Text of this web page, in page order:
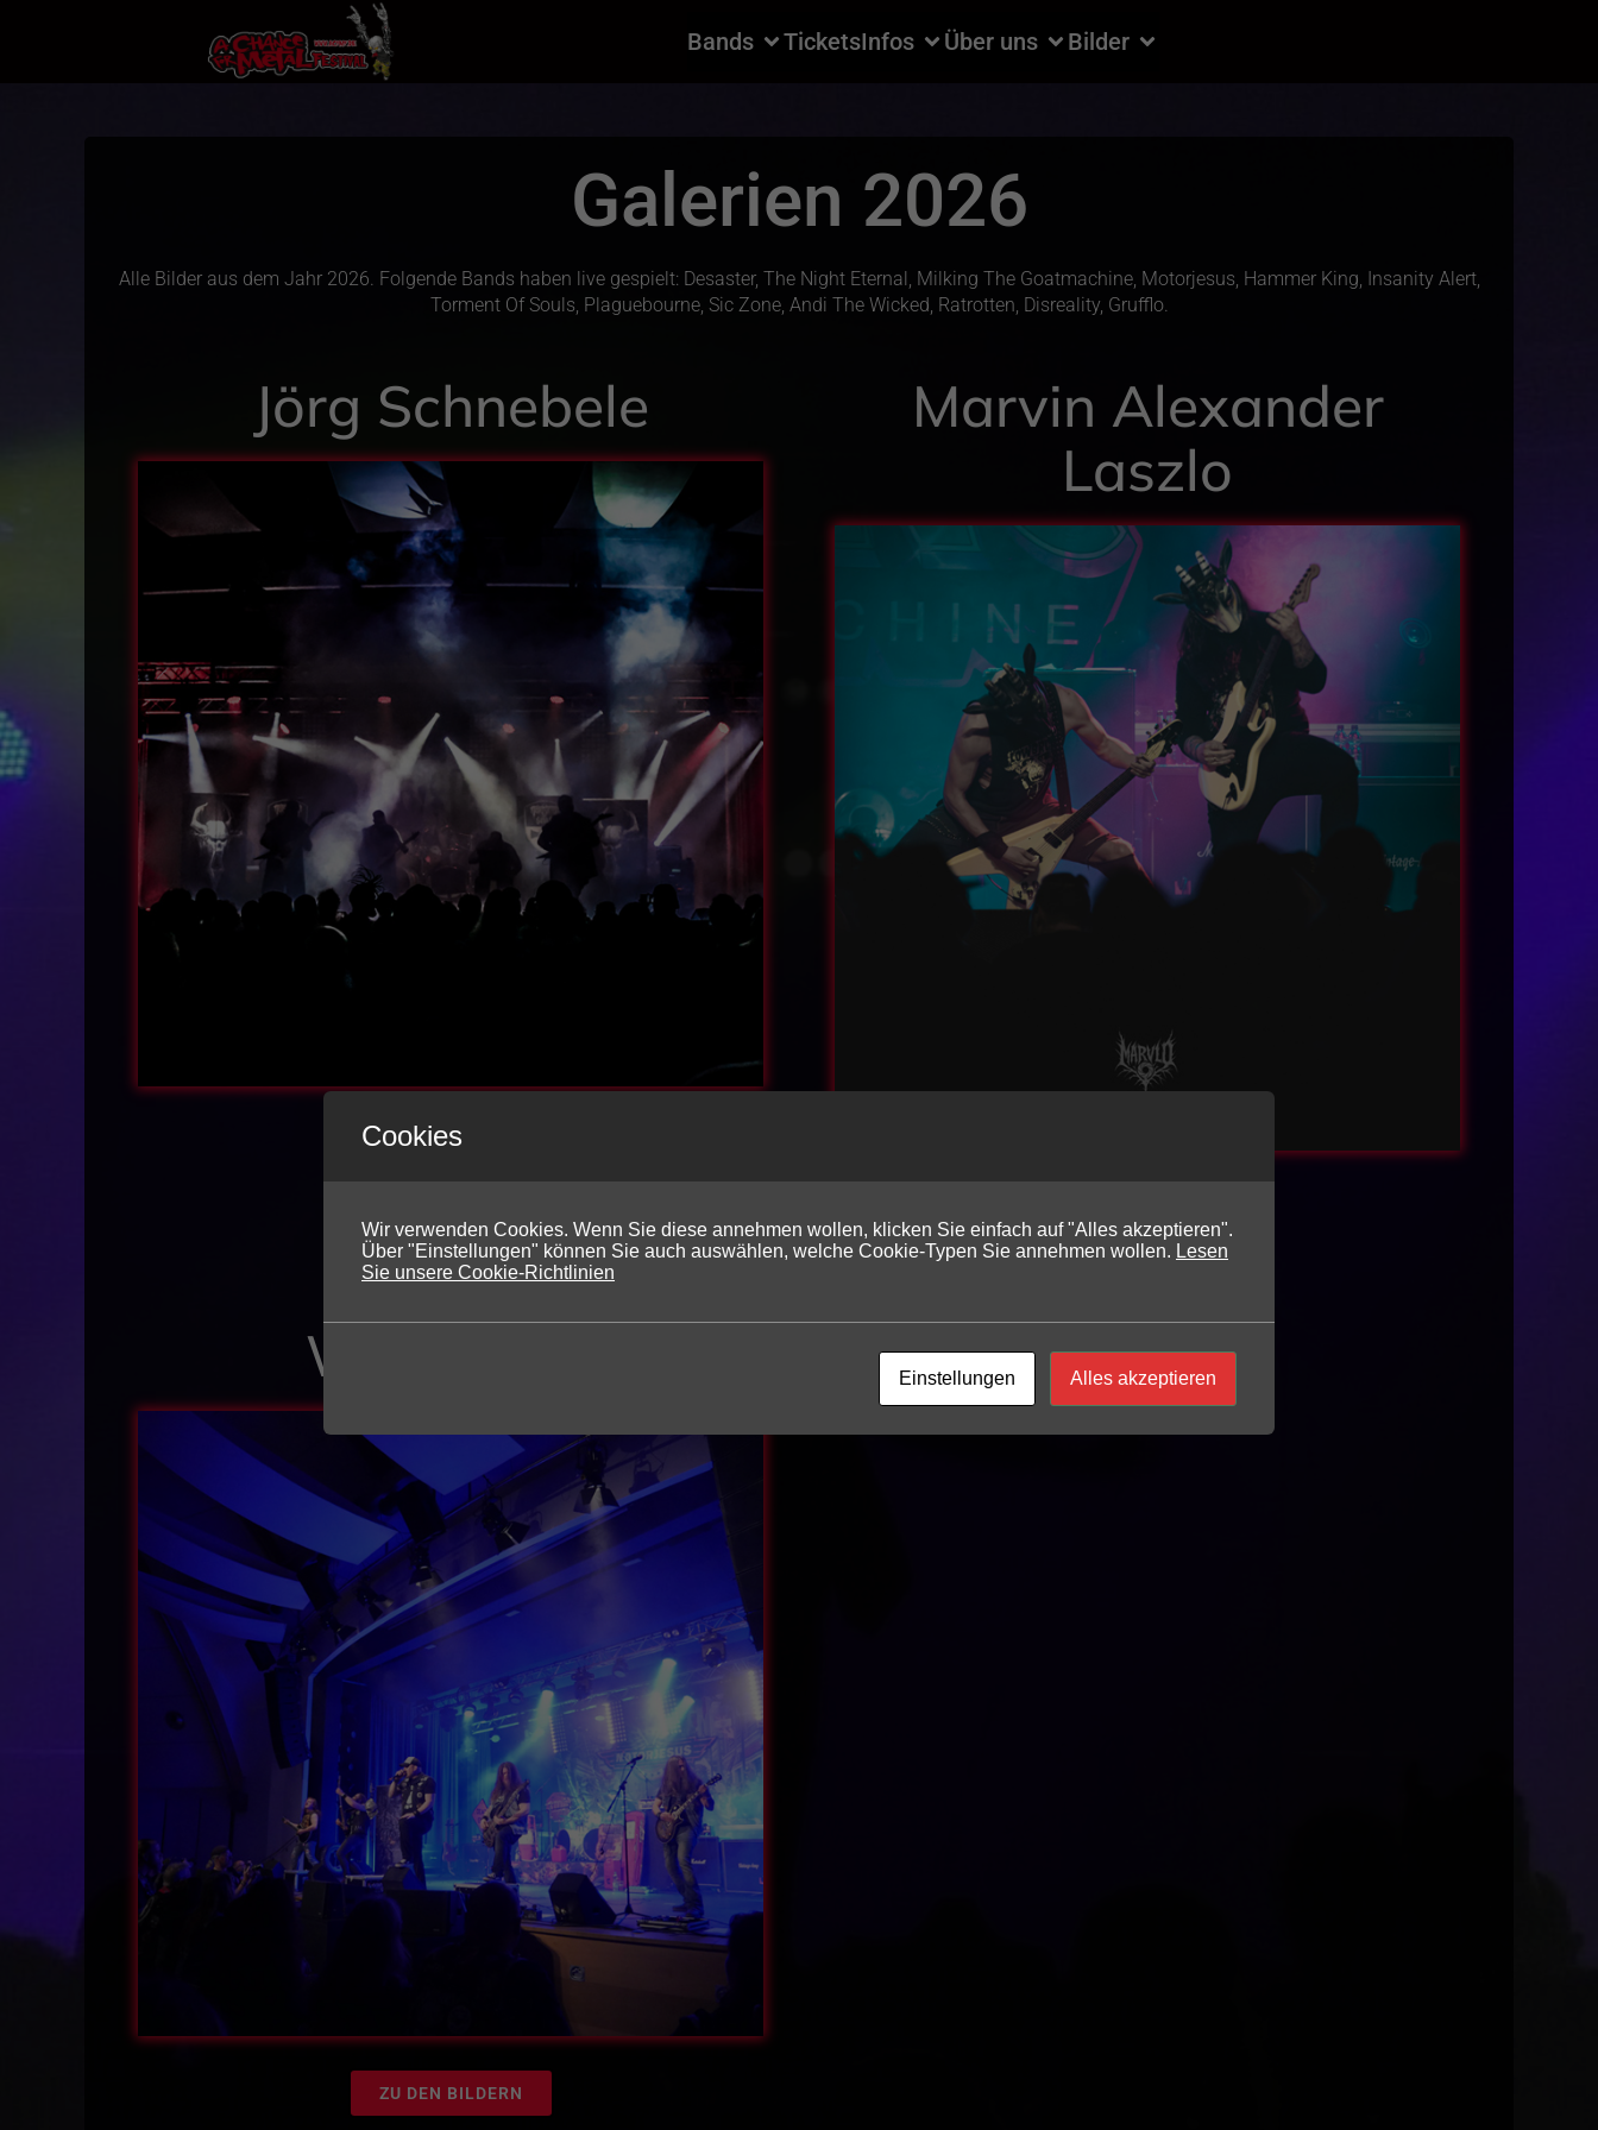
Bands TicketsInfos Über uns Bilder
Galerien 2026
Alle Bilder aus dem Jahr 2026. Folgende Bands haben live gespielt: Desaster, The Night Eternal, Milking The Goatmachine, Motorjesus, Hammer King, Insanity Alert,
Torment Of Souls, Plaguebourne, Sic Zone, Andi The Wicked, Ratrotten, Disreality, Grufflo.
Jörg Schnebele
ZU DEN BILDERN
Marvin Alexander
Laszlo
Wild Thing
ZU DEN BILDERN
Cookies
Wir verwenden Cookies. Wenn Sie diese annehmen wollen, klicken Sie einfach auf "Alles akzeptieren".
Über "Einstellungen" können Sie auch auswählen, welche Cookie-Typen Sie annehmen wollen. Lesen
Sie unsere Cookie-Richtlinien
Einstellungen Alles akzeptieren